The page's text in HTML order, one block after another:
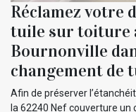
Réclamez votre
tuile sur toiture
Bournonville
changement de
Afin de préserver
la 62240 Nef couverture